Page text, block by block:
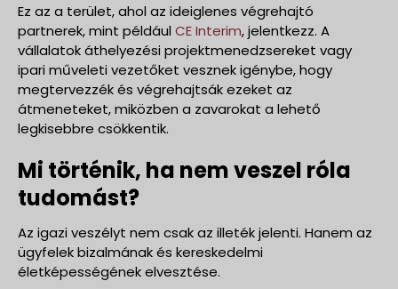
Ez az a terület, ahol az ideiglenes végrehajtó
partnerek, mint például CE Interim, jelentkezz. A
vállalatok áthelyezési projektmenedzsereket vagy
ipari műveleti vezetőket vesznek igénybe, hogy
megtervezzék és végrehajtsák ezeket az
átmeneteket, miközben a zavarokat a lehető
legkisebbre csökkentik.
Mi történik, ha nem veszel róla
tudomást?
Az igazi veszélyt nem csak az illeték jelenti. Hanem az
ügyfelek bizalmának és kereskedelmi
életképességének elvesztése.